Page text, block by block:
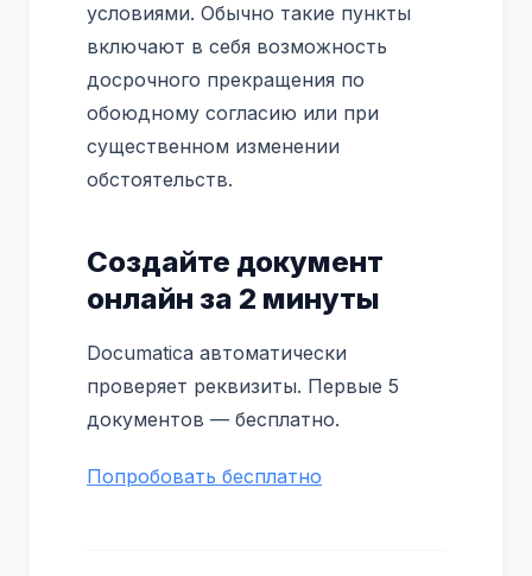
условиями. Обычно такие пункты
включают в себя возможность
досрочного прекращения по
обоюдному согласию или при
существенном изменении
обстоятельств.
Создайте документ
онлайн за 2 минуты
Documatica автоматически
проверяет реквизиты. Первые 5
документов — бесплатно.
Попробовать бесплатно